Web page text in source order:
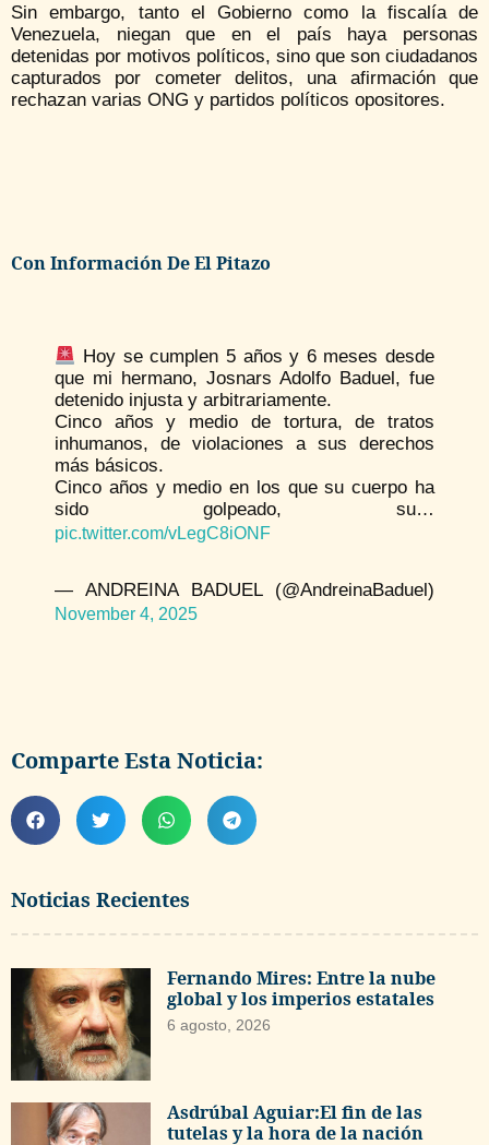
Noticias Recientes
Fernando Mires: Entre la nube
global y los imperios estatales
6 agosto, 2026
Asdrúbal Aguiar:El fin de las
tutelas y la hora de la nación
Sin embargo, tanto el Gobierno como la fiscalía de
Venezuela, niegan que en el país haya personas
detenidas por motivos políticos, sino que son ciudadanos
capturados por cometer delitos, una afirmación que
rechazan varias ONG y partidos políticos opositores.
Con Información De El Pitazo
Hoy se cumplen 5 años y 6 meses desde
que mi hermano, Josnars Adolfo Baduel, fue
detenido injusta y arbitrariamente.
Cinco años y medio de tortura, de tratos
inhumanos, de violaciones a sus derechos
más básicos.
Cinco años y medio en los que su cuerpo ha
sido golpeado, su…
pic.twitter.com/vLegC8iONF
— ANDREINA BADUEL (@AndreinaBaduel)
November 4, 2025
Comparte Esta Noticia: